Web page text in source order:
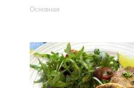
Основная